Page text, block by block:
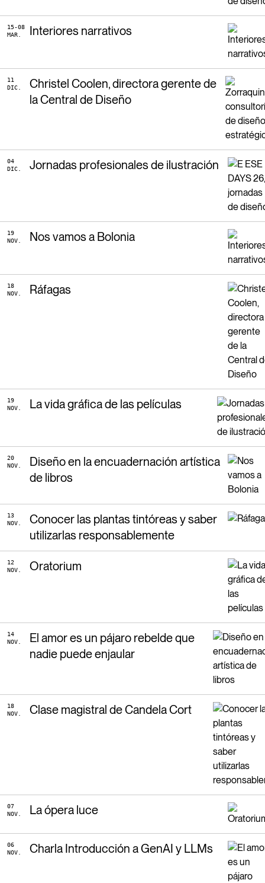
15-08
MAR.
Interiores narrativos
11
DIC.
Christel Coolen, directora gerente de
la Central de Diseño
04
DIC.
Jornadas profesionales de ilustración
19
NOV.
Nos vamos a Bolonia
18
NOV.
Ráfagas
19
NOV.
La vida gráfica de las películas
20
NOV.
Diseño en la encuadernación artística
de libros
13
NOV.
Conocer las plantas tintóreas y saber
utilizarlas responsablemente
12
NOV.
Oratorium
14
NOV.
El amor es un pájaro rebelde que
nadie puede enjaular
18
NOV.
Clase magistral de Candela Cort
07
NOV.
La ópera luce
06
NOV.
Charla Introducción a GenAI y LLMs